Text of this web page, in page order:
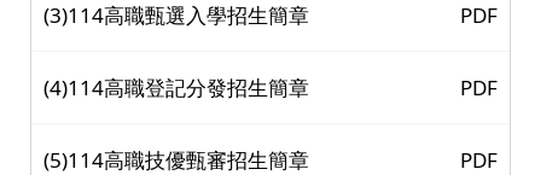
(3)114高職甄選入學招生簡章 PDF
(4)114高職登記分發招生簡章 PDF
(5)114高職技優甄審招生簡章 PDF